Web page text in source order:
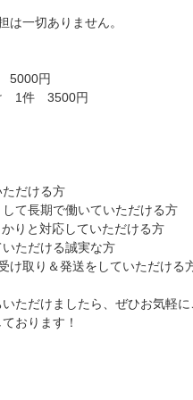
は一切ありません。
5000円
1件 3500円
ただける方
して長期で働いていただける方
りと対応していただける方
いただける誠実な方
け取り＆発送をしていただける
ただけましたら、ぜひお気軽に
おります！